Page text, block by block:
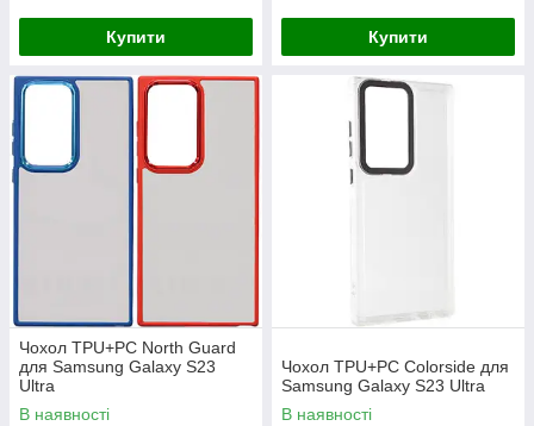
Купити Купити
Чохол TPU+PC North Guard
для Samsung Galaxy S23
Ultra
В наявності
Чохол TPU+PC Colorside для
Samsung Galaxy S23 Ultra
В наявності